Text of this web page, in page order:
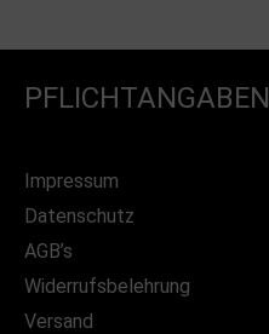
PFLICHTANGABEN
Impressum
Datenschutz
AGB’s
Widerrufsbelehrung
Versand